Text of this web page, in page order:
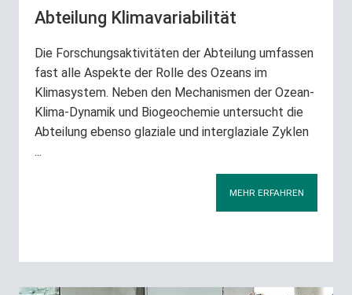
Abteilung Klimavariabilität
Die Forschungsaktivitäten der Abteilung umfassen
fast alle Aspekte der Rolle des Ozeans im
Klimasystem. Neben den Mechanismen der Ozean-
Klima-Dynamik und Biogeochemie untersucht die
Abteilung ebenso glaziale und interglaziale Zyklen
...
MEHR ERFAHREN